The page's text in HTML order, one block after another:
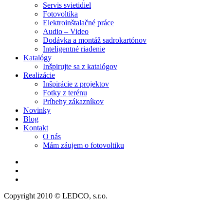
Servis svietidiel
Fotovoltika
Elektroinštalačné práce
Audio – Video
Dodávka a montáž sadrokartónov
Inteligentné riadenie
Katalógy
Inšpirujte sa z katalógov
Realizácie
Inšpirácie z projektov
Fotky z terénu
Príbehy zákazníkov
Novinky
Blog
Kontakt
O nás
Mám záujem o fotovoltiku
Copyright 2010 © LEDCO, s.r.o.